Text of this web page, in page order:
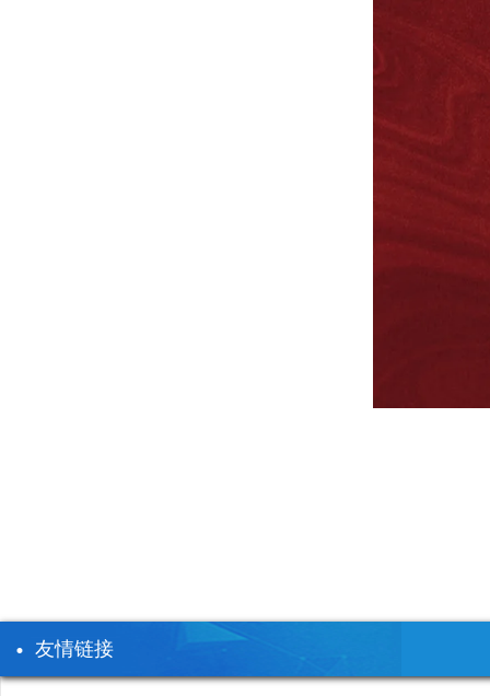
友情链接